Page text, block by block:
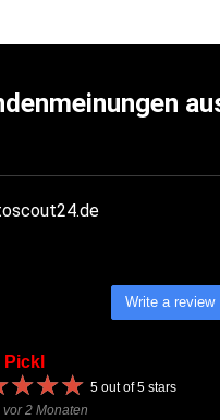
Write a review
Pickl
★★★
★★★ 5out of 5 stars
2 Monaten